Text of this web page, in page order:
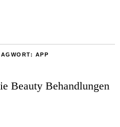
APP
Beauty Behandlungen